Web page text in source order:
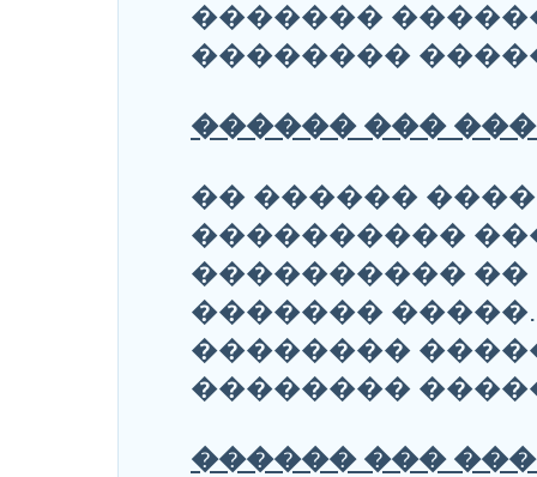
�������
��������
������ ���
�� ������
����������
����������
�������
��������
��������
������ ���